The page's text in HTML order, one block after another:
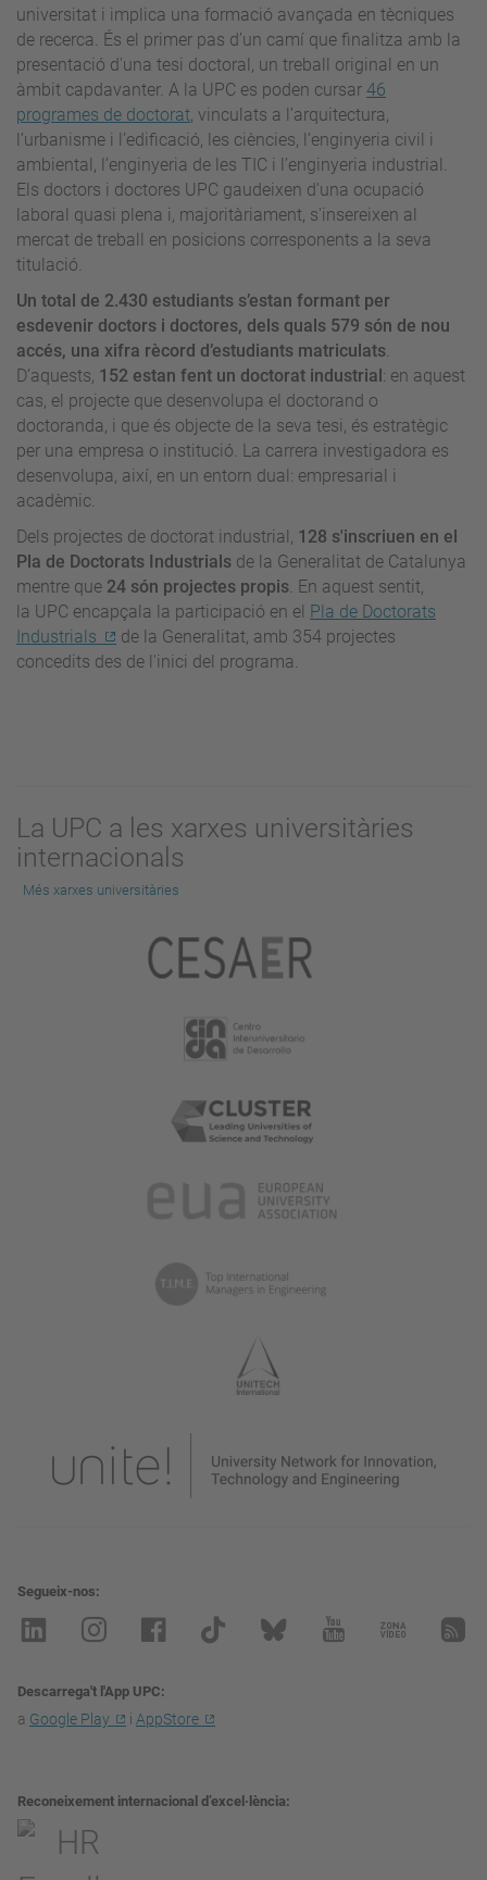
universitat i implica una formació avançada en tècniques
de recerca. És el primer pas d’un camí que finalitza amb la
presentació d’una tesi doctoral, un treball original en un
àmbit capdavanter. A la UPC es poden cursar 46
programes de doctorat, vinculats a l’arquitectura,
l’urbanisme i l’edificació, les ciències, l’enginyeria civil i
ambiental, l’enginyeria de les TIC i l’enginyeria industrial.
Els doctors i doctores UPC gaudeixen d’una ocupació
laboral quasi plena i, majoritàriament, s'insereixen al
mercat de treball en posicions corresponents a la seva
titulació.
Un total de 2.430 estudiants s’estan formant per
esdevenir doctors i doctores, dels quals 579 són de nou
accés, una xifra rècord d’estudiants matriculats.
D’aquests, 152 estan fent un doctorat industrial : en aquest
cas, el projecte que desenvolupa el doctorand o
doctoranda, i que és objecte de la seva tesi, és estratègic
per una empresa o institució. La carrera investigadora es
desenvolupa, així, en un entorn dual: empresarial i
acadèmic.
Dels projectes de doctorat industrial, 128 s'inscriuen en el
Pla de Doctorats Industrials de la Generalitat de Catalunya
mentre que 24 són projectes propis. En aquest sentit,
la UPC encapçala la participació en el Pla de Doctorats
Industrials
de la Generalitat, amb 354 projectes
concedits des de l'inici del programa.
La UPC a les xarxes universitàries
internacionals
Més xarxes universitàries
Segueix-nos
Descarrega't l'App UPC
a Google Play i AppStore
Reconeixement internacional d’excel·lència